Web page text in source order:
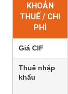
KHOẢN
THUẾ / CHI
PHÍ
Giá CIF
Thuế nhập
khẩu